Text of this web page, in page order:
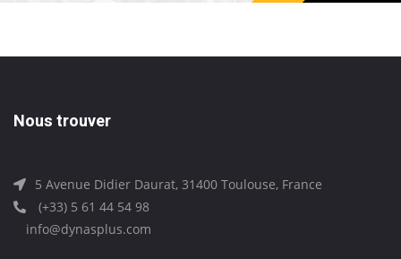
Nous trouver
5 Avenue Didier Daurat, 31400 Toulouse, France
(+33) 5 61 44 54 98
info@dynasplus.com